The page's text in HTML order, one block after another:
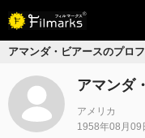
アマンダ・ビアースのプロ
アマンダ
アメリカ
1958年08月09